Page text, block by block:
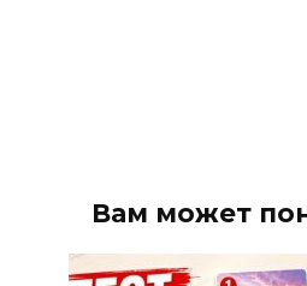
Вам может